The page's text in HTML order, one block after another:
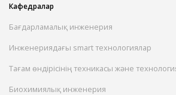
Кафедралар
Бағдарламалық инженерия
Инженериядағы smart технологиялар
Тағам өндірісінің техникасы және
Биохимиялық инженерия